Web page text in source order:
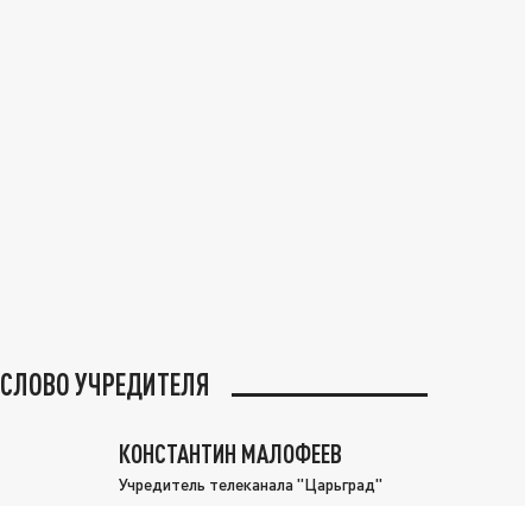
СЛОВО УЧРЕДИТЕЛЯ
КОНСТАНТИН МАЛОФЕЕВ
Учредитель телеканала "Царьград"